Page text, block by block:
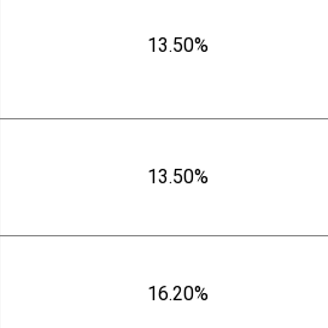
13.50%
13.50%
16.20%